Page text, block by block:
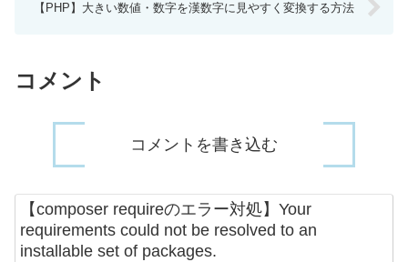
【PHP】大きい数値・数字を漢数字に見やすく変換する方法
コメント
コメントを書き込む
【composer requireのエラー対処】Your
requirements could not be resolved to an
installable set of packages.